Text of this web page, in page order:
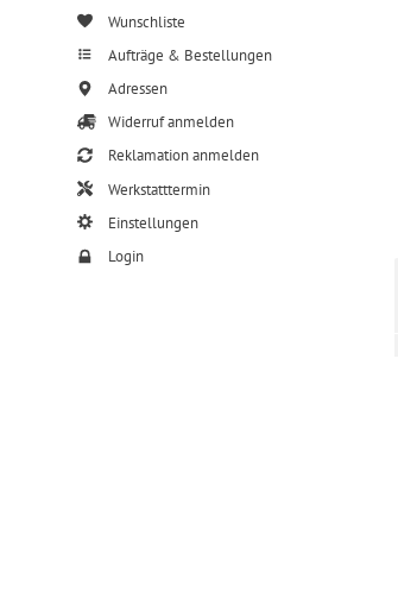
Wunschliste
Aufträge & Bestellungen
Adressen
Widerruf anmelden
Reklamation anmelden
Werkstatttermin
Einstellungen
Login